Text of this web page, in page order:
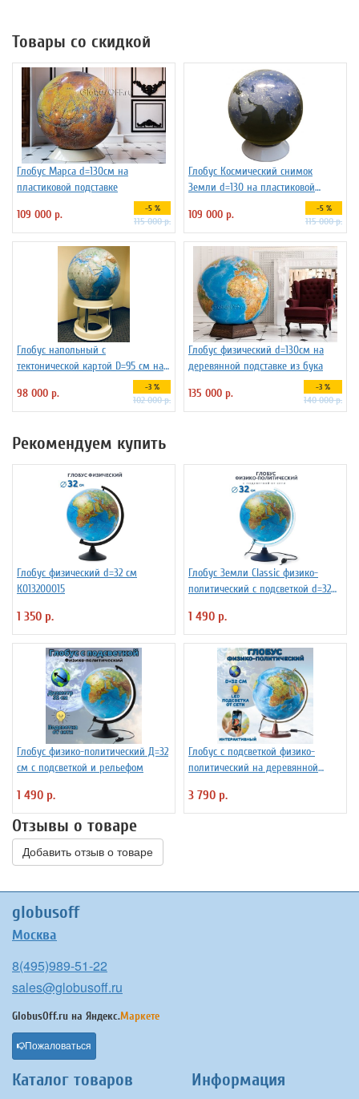
Товары со скидкой
Глобус Марса d=130см на
пластиковой подставке
109 000 р.
-5 %
115 000 р.
Глобус Космический снимок
Земли d=130 на пластиковой
109 000 р. -5 %
115 000 р.
Глобус напольный с
тектонической картой D=95 см на
98 000 р. -3 %
102 000 р.
Глобус физический d=130см на
деревянной подставке из бука
135 000 р.
-3 %
140 000 р.
Рекомендуем купить
Глобус физический d=32 см
К013200015
1 350 р.
Глобус Земли Classic физико-
политический с подсветкой d=32
1 490 р.
Глобус физико-политический Д=32
см с подсветкой и рельефом
1 490 р.
Глобус с подсветкой физико-
политический на деревянной
3 790 р.
Отзывы о товаре
Добавить отзыв о товаре
globusoff
Москва
8(495)989-51-22
sales@globusoff.ru
GlobusOff.ru на Яндекс.Маркете
Пожаловаться
Каталог товаров Информация